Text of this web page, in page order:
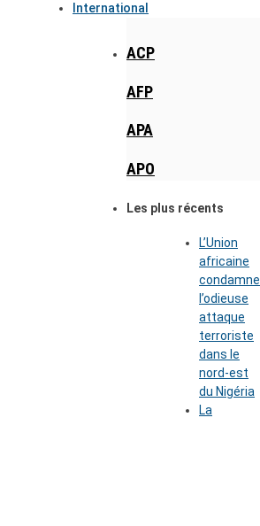
International
ACP
AFP
APA
APO
Les plus récents
L’Union
africaine
condamne
l’odieuse
attaque
terroriste
dans le
nord-est
du Nigéria
La